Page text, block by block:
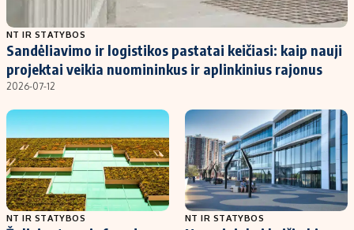
Populiarios temos
Investavimas
Akcijų rinka
Saulės elektrinės
Kriptovaliutos
Infliacija
Migracija
Titulinis
Nedarbo išmokos skaičiuoklė
Indėlių skaičiuoklė
Būsto finansai
Įdomios naujienos
NT IR STATYBOS
Sandėliavimo ir logistikos pastatai keičiasi: kaip nauji
projektai veikia nuomininkus ir aplinkinius rajonus
2026-07-12
NT IR STATYBOS NT IR STATYBOS